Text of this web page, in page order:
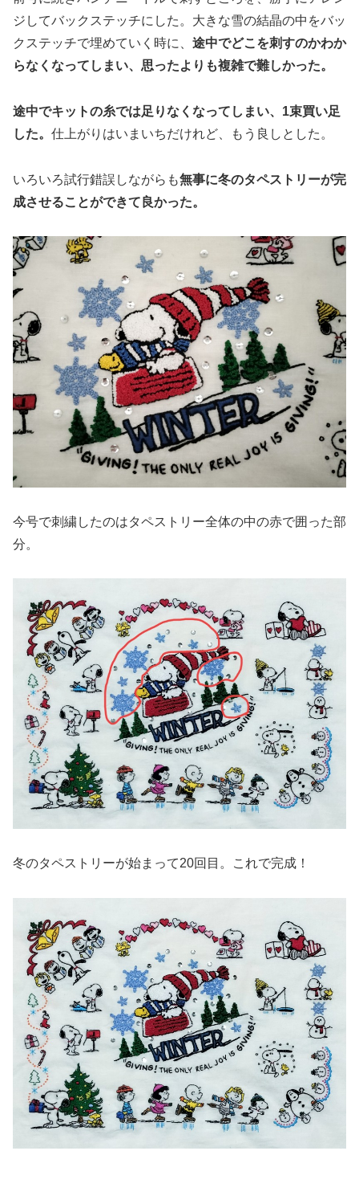
ジしてバックステッチにした。大きな雪の結晶の中をバッ
クステッチで埋めていく時に、 途中でどこを刺すのかわか
らなくなってしまい、思ったよりも複雑で難しかった。
途中でキットの糸では足りなくなってしまい、1束買い足
した。 仕上がりはいまいちだけれど、もう良しとした。
いろいろ試行錯誤しながらも無事に冬のタペストリーが完
成させることができて良かった。
今号で刺繍したのはタペストリー全体の中の赤で囲った部
分。
冬のタペストリーが始まって20回目。これで完成！